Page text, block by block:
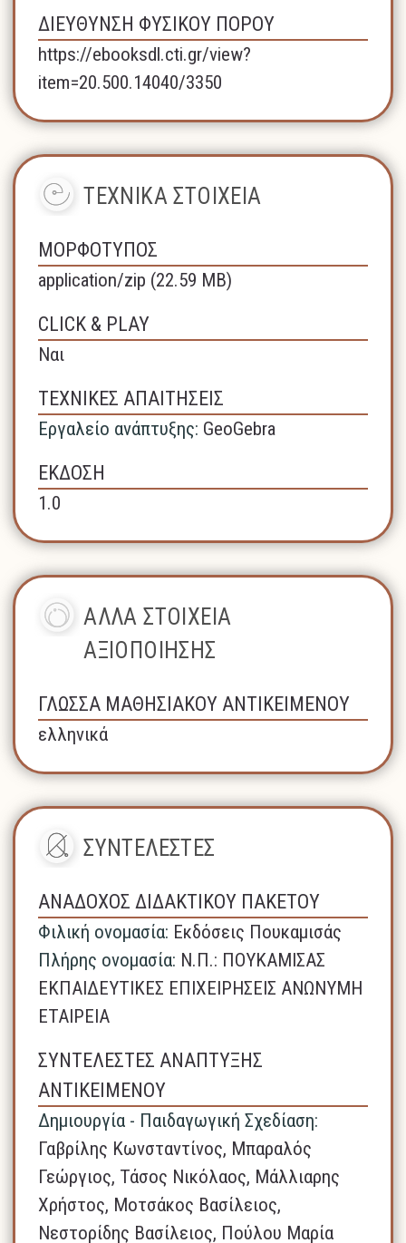
ΔΙΕΥΘΥΝΣΗ ΦΥΣΙΚΟΥ ΠΟΡΟΥ
https://ebooksdl.cti.gr/view?
item=20.500.14040/3350
ΤΕΧΝΙΚΑ ΣΤΟΙΧΕΙΑ
ΜΟΡΦΟΤΥΠΟΣ
application/zip (22.59 MB)
CLICK & PLAY
Ναι
ΤΕΧΝΙΚΕΣ ΑΠΑΙΤΗΣΕΙΣ
Εργαλείο ανάπτυξης: GeoGebra
ΕΚΔΟΣΗ
1.0
ΑΛΛΑ ΣΤΟΙΧΕΙΑ
ΑΞΙΟΠΟΙΗΣΗΣ
ΓΛΩΣΣΑ ΜΑΘΗΣΙΑΚΟΥ ΑΝΤΙΚΕΙΜΕΝΟΥ
ελληνικά
ΣΥΝΤΕΛΕΣΤΕΣ
ΑΝΑΔΟΧΟΣ ΔΙΔΑΚΤΙΚΟΥ ΠΑΚΕΤΟΥ
Φιλική ονομασία: Εκδόσεις Πουκαμισάς
Πλήρης ονομασία: N.Π.: ΠΟΥΚΑΜΙΣΑΣ
ΕΚΠΑΙΔΕΥΤΙΚΕΣ ΕΠΙΧΕΙΡΗΣΕΙΣ ΑΝΩΝΥΜΗ
ΕΤΑΙΡΕΙΑ
ΣΥΝΤΕΛΕΣΤΕΣ ΑΝΑΠΤΥΞΗΣ
ΑΝΤΙΚΕΙΜΕΝΟΥ
Δημιουργία - Παιδαγωγική Σχεδίαση:
Γαβρίλης Κωνσταντίνος, Μπαραλός
Γεώργιος, Τάσος Νικόλαος, Μάλλιαρης
Χρήστος, Μοτσάκος Βασίλειος,
Νεστορίδης Βασίλειος, Πούλου Μαρία